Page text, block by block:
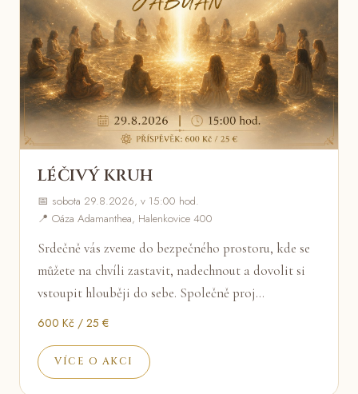
LÉČIVÝ KRUH
📅 sobota 29.8.2026, v 15:00 hod.
📍 Oáza Adamanthea, Halenkovice 400
Srdečně vás zveme do bezpečného prostoru, kde se
můžete na chvíli zastavit, nadechnout a dovolit si
vstoupit hlouběji do sebe. Společně proj…
600 Kč / 25 €
VÍCE O AKCI